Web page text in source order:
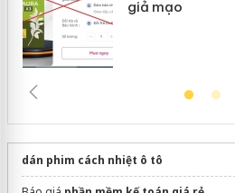
giả mạo
dán phim cách nhiệt ô tô